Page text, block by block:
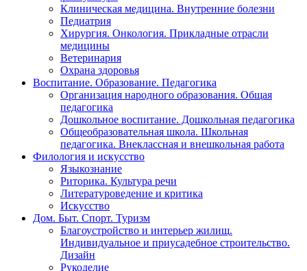
Клиническая медицина. Внутренние болезни
Педиатрия
Хирургия. Онкология. Прикладные отрасли
медицины
Ветеринария
Охрана здоровья
Воспитание. Образование. Педагогика
Организация народного образования. Общая
педагогика
Дошкольное воспитание. Дошкольная педагогика
Общеобразовательная школа. Школьная
педагогика. Внеклассная и внешкольная работа
Филология и искусство
Языкознание
Риторика. Культура речи
Литературоведение и критика
Искусство
Дом. Быт. Спорт. Туризм
Благоустройство и интерьер жилищ.
Индивидуальное и приусадебное строительство.
Дизайн
Рукоделие